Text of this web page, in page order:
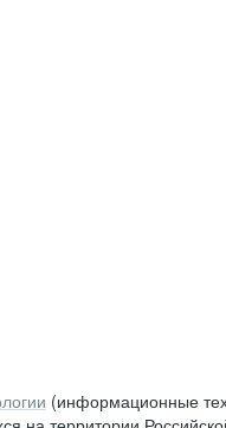
(информационные